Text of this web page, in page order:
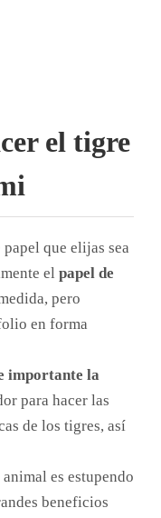
el tigre
que elijas sea
el papel de
pero
en forma
importante la
para hacer las
de los tigres, así
es estupendo
beneficios